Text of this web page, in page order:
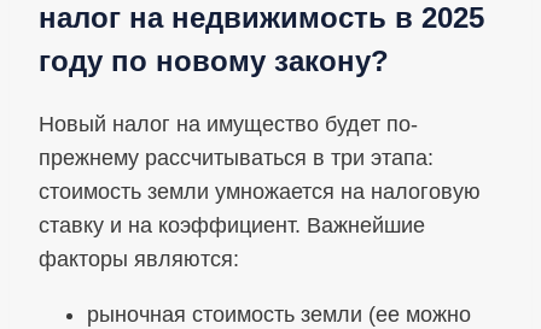
налог на недвижимость в 2025
году по новому закону?
Новый налог на имущество будет по-
прежнему рассчитываться в три этапа:
стоимость земли умножается на налоговую
ставку и на коэффициент. Важнейшие
факторы являются:
рыночная стоимость земли (ее можно